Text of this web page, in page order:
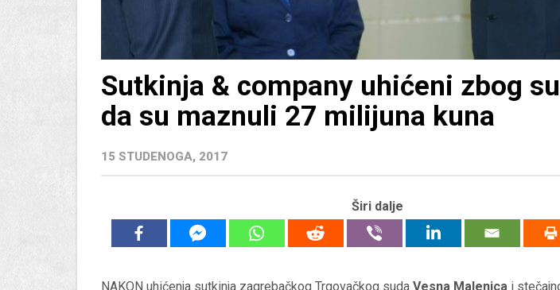
Sutkinja & company uhićeni zbog
da su maznuli 27 milijuna kuna
15 STUDENOGA, 2017
Širi dalje
NAKON uhićenja sutkinja zagrebačkog Trgovačkog suda Vesna Malenica i